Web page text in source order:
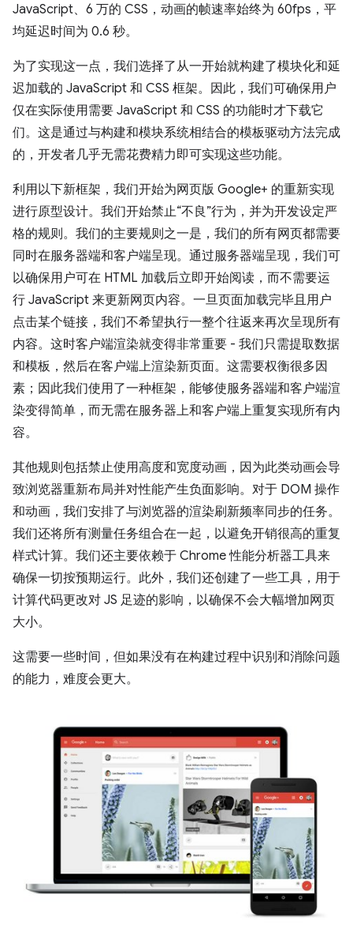
JavaScript、6 万的 CSS，动画的帧速率始终为 60fps，平
均延迟时间为 0.6 秒。
为了实现这一点，我们选择了从一开始就构建了模块化和延
迟加载的 JavaScript 和 CSS 框架。因此，我们可确保用户
仅在实际使用需要 JavaScript 和 CSS 的功能时才下载它
们。这是通过与构建和模块系统相结合的模板驱动方法完成
的，开发者几乎无需花费精力即可实现这些功能。
利用以下新框架，我们开始为网页版 Google+ 的重新实现
进行原型设计。我们开始禁止“不良”行为，并为开发设定严
格的规则。我们的主要规则之一是，我们的所有网页都需要
同时在服务器端和客户端呈现。通过服务器端呈现，我们可
以确保用户可在 HTML 加载后立即开始阅读，而不需要运
行 JavaScript 来更新网页内容。一旦页面加载完毕且用户
点击某个链接，我们不希望执行一整个往返来再次呈现所有
内容。这时客户端渲染就变得非常重要 - 我们只需提取数据
和模板，然后在客户端上渲染新页面。这需要权衡很多因
素；因此我们使用了一种框架，能够使服务器端和客户端渲
染变得简单，而无需在服务器上和客户端上重复实现所有内
容。
其他规则包括禁止使用高度和宽度动画，因为此类动画会导
致浏览器重新布局并对性能产生负面影响。对于 DOM 操作
和动画，我们安排了与浏览器的渲染刷新频率同步的任务。
我们还将所有测量任务组合在一起，以避免开销很高的重复
样式计算。我们还主要依赖于 Chrome 性能分析器工具来
确保一切按预期运行。此外，我们还创建了一些工具，用于
计算代码更改对 JS 足迹的影响，以确保不会大幅增加网页
大小。
这需要一些时间，但如果没有在构建过程中识别和消除问题
的能力，难度会更大。